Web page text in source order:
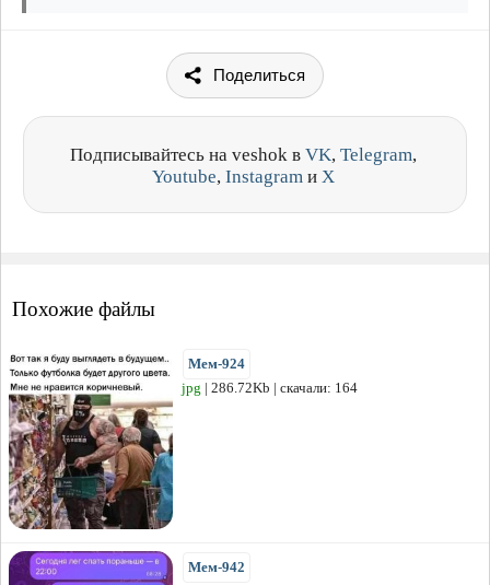
Поделиться
Подписывайтесь на veshok в VK, Telegram,
Youtube, Instagram и X
Похожие файлы
Мем-924
jpg | 286.72Kb | скачали: 164
Мем-942